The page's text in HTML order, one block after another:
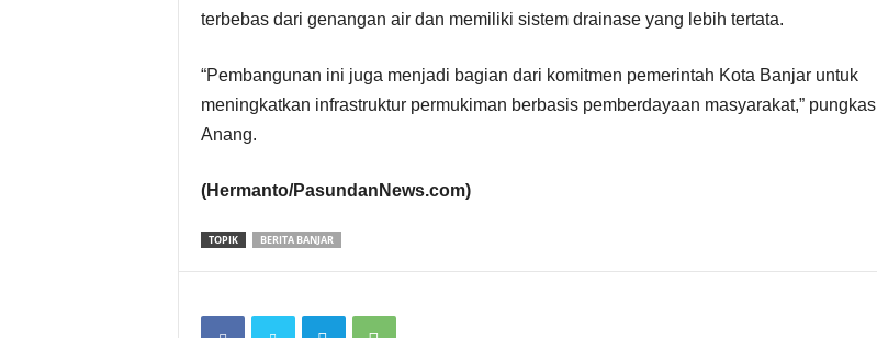
terbebas dari genangan air dan memiliki sistem drainase yang lebih tertata.
“Pembangunan ini juga menjadi bagian dari komitmen pemerintah Kota Banjar untuk
meningkatkan infrastruktur permukiman berbasis pemberdayaan masyarakat,” pungkas
Anang.
(Hermanto/PasundanNews.com)
TOPIK BERITA BANJAR